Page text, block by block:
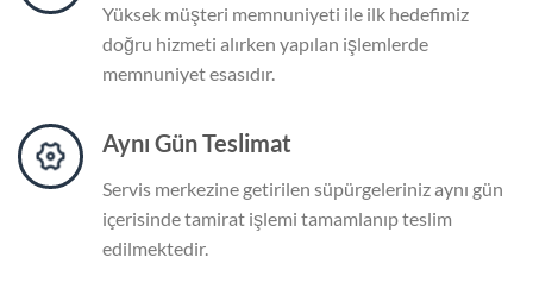
Yüksek müşteri memnuniyeti ile ilk hedefimiz
doğru hizmeti alırken yapılan işlemlerde
memnuniyet esasıdır.
Aynı Gün Teslimat
Servis merkezine getirilen süpürgeleriniz aynı gün
içerisinde tamirat işlemi tamamlanıp teslim
edilmektedir.